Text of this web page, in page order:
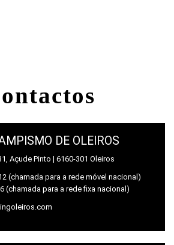
DE OLEIROS
Açude Pinto | 6160-301 Oleiros
(chamada para a rede móvel nacional)
(chamada para a rede fixa nacional)